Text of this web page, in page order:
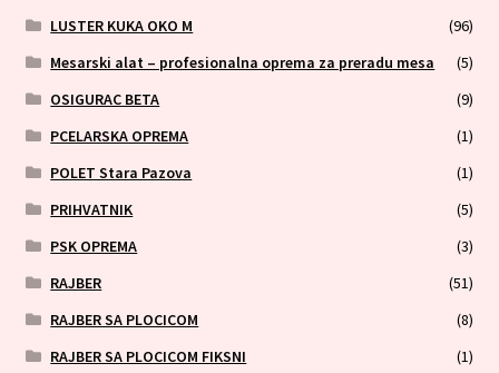
LUSTER KUKA OKO M
(96)
Mesarski alat – profesionalna oprema za preradu mesa
(5)
OSIGURAC BETA
(9)
PCELARSKA OPREMA
(1)
POLET Stara Pazova
(1)
PRIHVATNIK
(5)
PSK OPREMA
(3)
RAJBER
(51)
RAJBER SA PLOCICOM
(8)
RAJBER SA PLOCICOM FIKSNI
(1)